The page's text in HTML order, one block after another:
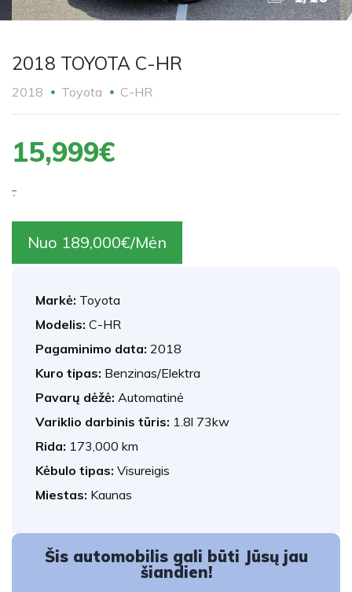
2018 TOYOTA C-HR
2018 Toyota C-HR
15,999€
.
Nuo 189,000€/Mėn
Markė: Toyota
Modelis: C-HR
Pagaminimo data: 2018
Kuro tipas: Benzinas/Elektra
Pavarų dėžė: Automatinė
Variklio darbinis tūris: 1.8l 73kw
Rida: 173,000 km
Kėbulo tipas: Visureigis
Miestas: Kaunas
Šis automobilis gali būti Jūsų jau
šiandien!